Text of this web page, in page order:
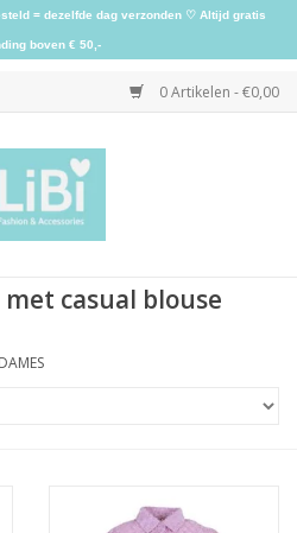
0 Artikelen - €0,00
casual blouse
= dezelfde dag verzonden ♡ Altijd gratis
boven € 50,-